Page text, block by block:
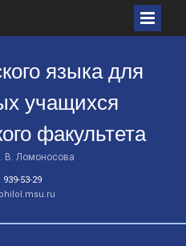
языка для
учащихся
факультета
В. Ломоносова
939-53-29